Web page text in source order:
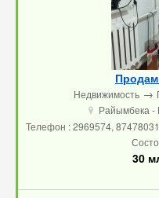
Недвижимость →
u
Райымбека -
Телефон : 2969574,
30